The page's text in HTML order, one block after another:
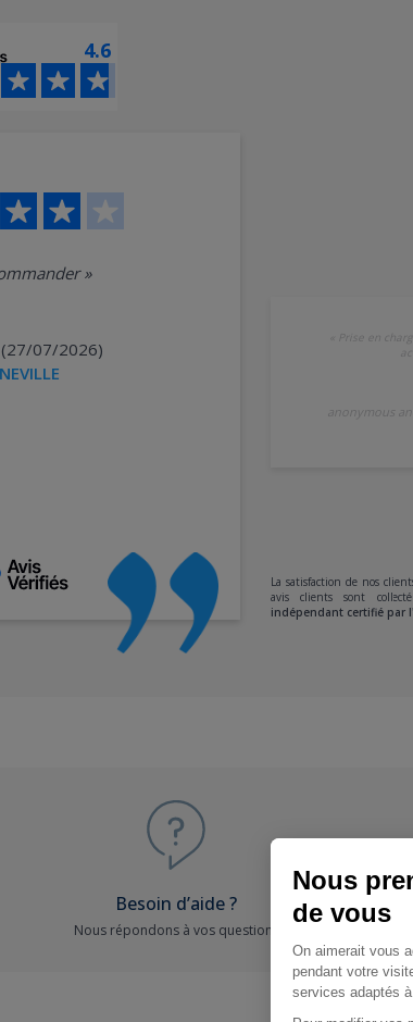
4.6
»
(27/07/2026)
Prise en
anonymous
La satisfaction de nos
avis clients sont
indépendant certifié par
Besoin d’aide ?
Nous répondons à vos questions
Nous
de vous
On aimerait vous
pendant votre
services adaptés